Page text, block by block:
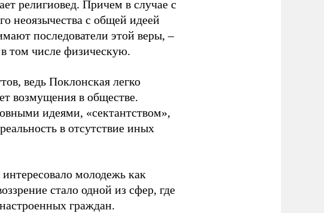
религиовед. Причем в случае с
неоязычества с общей идеей
последователи этой веры, –
том числе физическую.
ведь Поклонская легко
возмущения в обществе.
идеями, «сектантством»,
в отсутствие иных
молодежь как
стало одной из сфер, где
граждан.